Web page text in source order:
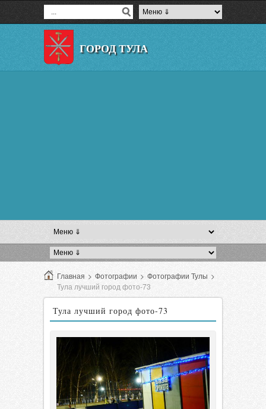
ГОРОД ТУЛА
Главная > Фотографии > Фотографии Тулы >
Тула лучший город фото-73
Тула лучший город фото-73